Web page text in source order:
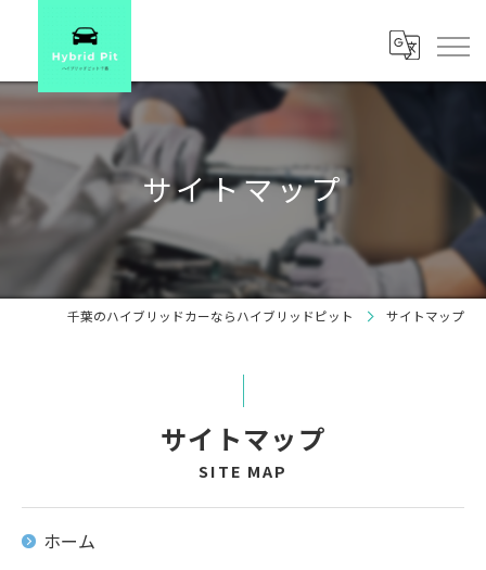
サイトマップ
千葉のハイブリッドカーならハイブリッドピット サイトマップ
SITE MAP
サイトマップ
ホーム